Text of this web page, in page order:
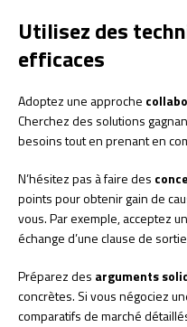
Utilisez des
efficaces
Adoptez une approche
Cherchez des solutions
besoins tout en prenant en
N’hésitez pas à faire des
points pour obtenir gain de
vous. Par exemple, acceptez
échange d’une clause de
Préparez des arguments
concrètes. Si vous négociez
comparatifs de marché